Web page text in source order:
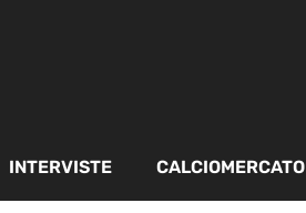
INTERVISTE CALCIOMERCATO